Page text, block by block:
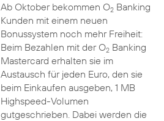
Ab Oktober bekommen O2Banking
Kunden mit einem neuen
Bonussystem noch mehr Freiheit:
Beim Bezahlen mit der O2Banking
Mastercard erhalten sie im
Austausch für jeden Euro, den sie
beim Einkaufen ausgeben, 1 MB
Highspeed-Volumen
gutgeschrieben. Dabei werden die